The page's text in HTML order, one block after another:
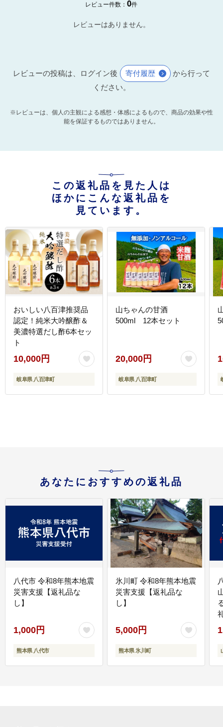
レビュー件数：0件
レビューはありません。
レビューの投稿は、ログイン後 寄付履歴
から行って
ください。
※レビューは、個人の主観による感想・体感によるもので、商品の効果や性
能を保証するものではありません。
この返礼品を見た人は
ほかにこんな返礼品を
見ています。
おいしい八百津推奨品
認定！純米大吟醸酢＆
美濃特選だし酢6本セッ
ト
10,000円
岐阜県 八百津町
山ちゃんの甘酒
500ml 12本セット
20,000円
岐阜県 八百津町
あなたにおすすめの返礼品
八代市 令和8年熊本地震
災害支援【返礼品な
し】
1,000円
熊本県 八代市
氷川町 令和8年熊本地震
災害支援【返礼品な
し】
5,000円
熊本県 氷川町